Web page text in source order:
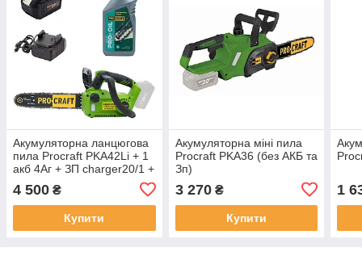
Акумуляторна ланцюгова
пила Procraft PKA42Li + 1
акб 4Аг + ЗП charger20/1 +
4 500 ₴
Купити
Акумуляторна міні пила
Procraft PKA36 (без АКБ та
Зп)
3 270₴
Купити
1